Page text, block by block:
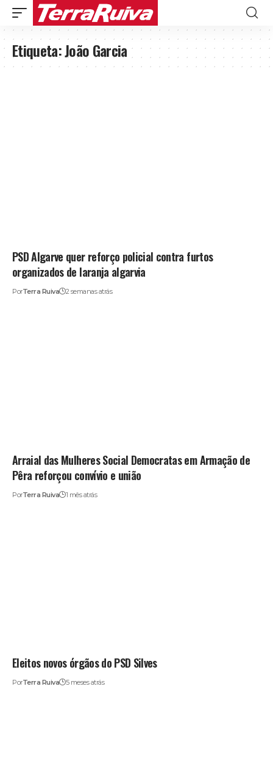
Etiqueta:João Garcia
PSD Algarve quer reforço policial contra furtos
organizados de laranja algarvia
PorTerra Ruiva 2 semanas atrás
Arraial das Mulheres Social Democratas em Armação de
Pêra reforçou convívio e união
PorTerra Ruiva 1 mês atrás
Eleitos novos órgãos do PSD Silves
PorTerra Ruiva 5 meses atrás